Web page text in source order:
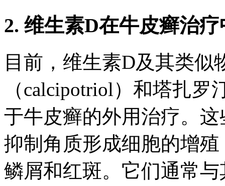
2. 维生素D在牛皮癣治
目前，维生素D及其类似
（calcipotriol）和塔扎罗
于牛皮癣的外用治疗。
抑制角质形成细胞的增
鳞屑和红斑。它们通常